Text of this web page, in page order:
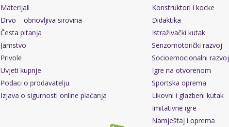
Materijali
Drvo – obnovljiva sirovina
Česta pitanja
Jamstvo
Privole
Uvjeti kupnje
Podaci o prodavatelju
Izjava o sigurnosti online plaćanja
Konstruktori i kocke
Didaktika
Istraživački kutak
Senzomotorički razvoj
Socioemocionalni razvoj
Igre na otvorenom
Sportska oprema
Likovni i glazbeni kutak
Imitativne igre
Namještaj i oprema